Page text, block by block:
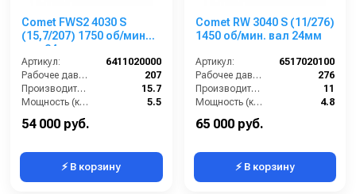
Comet FWS2 4030 S
(15,7/207) 1750 об/мин
вал 24мм
Артикул:
6411020000
Рабочее давление (бар):
207
Производительность (л/мин):
15.7
Мощность (кВт):
5.5
Обороты двигателя (об/мин):
54 000 руб.
⚡ В корзину
Comet RW 3040 S (11/276)
1450 об/мин. вал 24мм
Артикул:
6517020100
Рабочее давление (бар):
276
Производительность (л/мин):
11
Мощность (кВт):
4.8
Обороты двигателя (об/мин):
65 000 руб.
⚡ В корзину